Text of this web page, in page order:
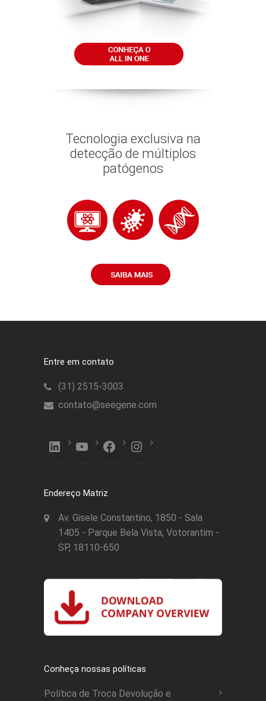
Tecnologia exclusiva na
detecção de múltiplos
patógenos
Entre em contato
(31) 2515-3003
contato@seegene.com
LinkedInYouTubeFacebookInstagram
Endereço Matriz
Av. Gisele Constantino, 1850 - Sala
1405 - Parque Bela Vista, Votorantim -
SP, 18110-650
Conheça nossas políticas
Política de Troca Devolução e